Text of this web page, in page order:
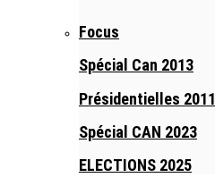
Focus
Spécial Can 2013
Présidentielles 2011
Spécial CAN 2023
ELECTIONS 2025